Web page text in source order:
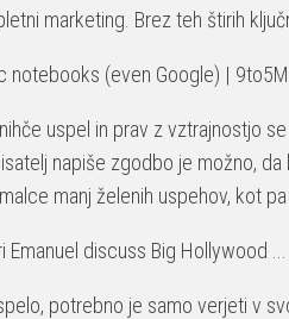
marketing. Brez teh štirih
uspel in prav z vztrajnostjo
napiše zgodbo je možno,
manj želenih uspehov, kot
potrebno je samo verjeti v